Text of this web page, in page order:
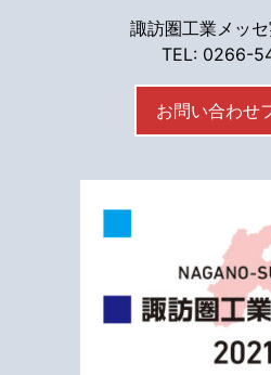
諏訪圏工業メッ
TEL: 0266-
お問い合わせ